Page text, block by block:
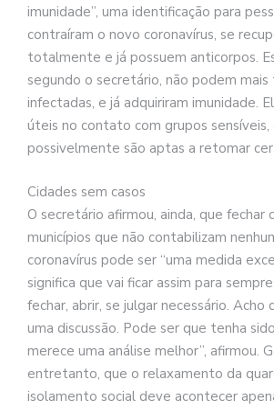
imunidade”, uma identificação para
contraíram o novo coronavírus, se
totalmente e já possuem anticorpos.
segundo o secretário, não podem
infectadas, e já adquiriram imunidade.
úteis no contato com grupos sensíveis,
possivelmente são aptas a retomar
Cidades sem casos
O secretário afirmou, ainda, que fechar
municípios que não contabilizam
coronavírus pode ser “uma medida
significa que vai ficar assim para
fechar, abrir, se julgar necessário. Acho
uma discussão. Pode ser que tenha
merece uma análise melhor”, afirmou.
entretanto, que o relaxamento da
isolamento social deve acontecer